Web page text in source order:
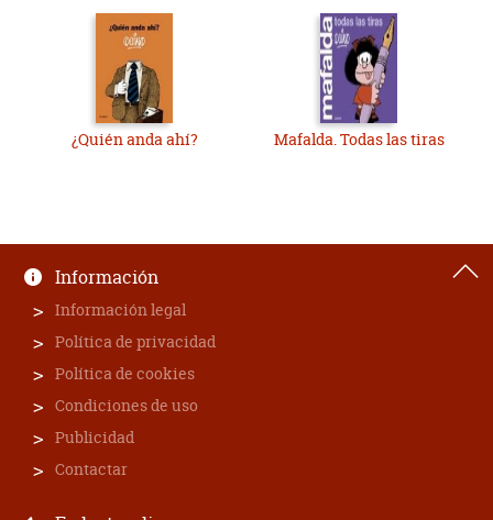
¿Quién anda ahí? Mafalda. Todas las tiras
Información
Información legal
Política de privacidad
Política de cookies
Condiciones de uso
Publicidad
Contactar